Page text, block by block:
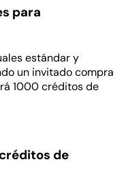
para
estándar y
un invitado compra
1000 créditos de
de